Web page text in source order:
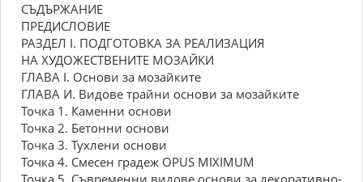
СЪДЪРЖАНИЕ
ПРЕДИСЛОВИЕ
РАЗДЕЛ I. ПОДГОТОВКА ЗА РЕАЛИЗАЦИЯ
НА ХУДОЖЕСТВЕНИТЕ МОЗАЙКИ
ГЛАВА I. Основи за мозайките
ГЛАВА И. Видове трайни основи за мозайките
Точка 1. Каменни основи
Точка 2. Бетонни основи
Точка 3. Тухлени основи
Точка 4. Смесен градеж OPUS MIXIMUM
Точка 5. Съвременни видове основи за декоративно-